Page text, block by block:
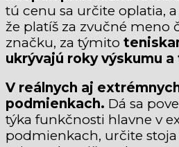
tú cenu sa určite oplatia,
že platíš za zvučné meno
značku, za týmito
ukrývajú roky výskumu
V reálnych aj
podmienkach. Dá sa
týka funkčnosti hlavne v
podmienkach, určite